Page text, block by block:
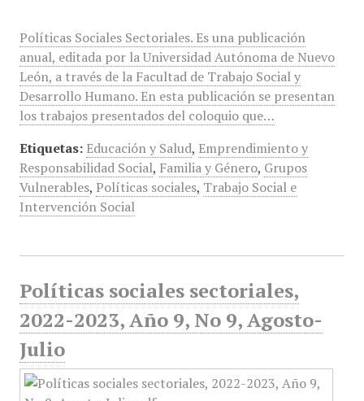
Políticas Sociales Sectoriales. Es una publicación
anual, editada por la Universidad Autónoma de Nuevo
León, a través de la Facultad de Trabajo Social y
Desarrollo Humano. En esta publicación se presentan
los trabajos presentados del coloquio que…
Etiquetas: Educación y Salud, Emprendimiento y
Responsabilidad Social, Familia y Género, Grupos
Vulnerables, Políticas sociales, Trabajo Social e
Intervención Social
Políticas sociales sectoriales,
2022-2023, Año 9, No 9, Agosto-
Julio